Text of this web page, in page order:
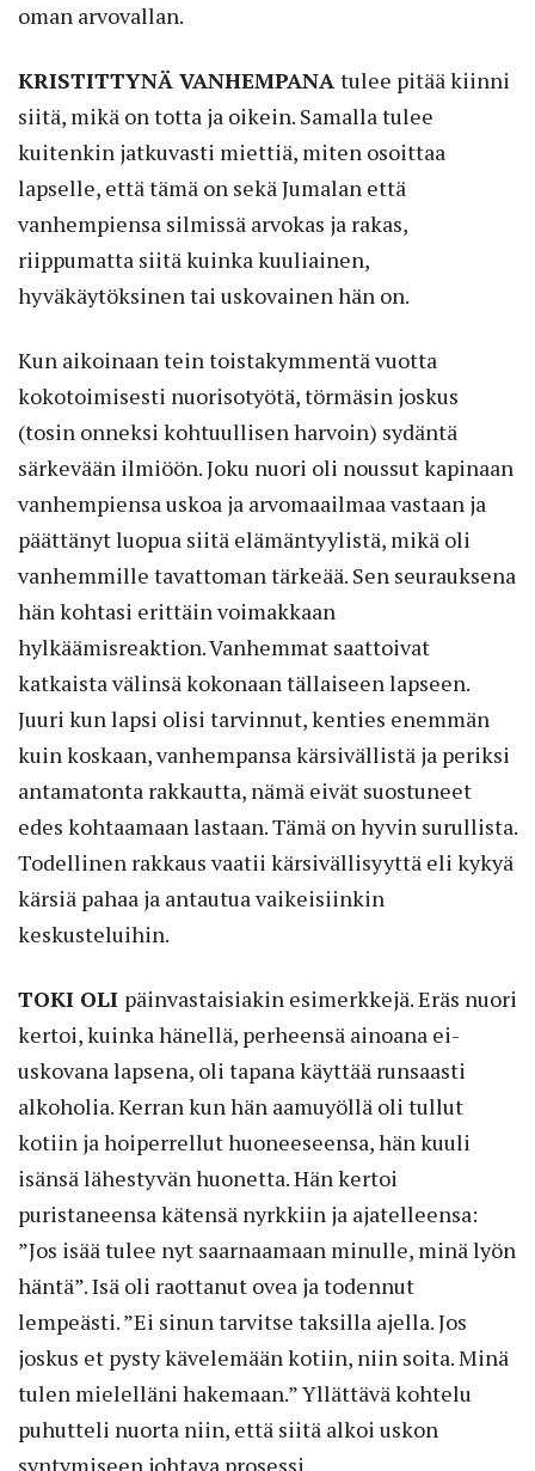
oman arvovallan.
KRISTITTYNÄ VANHEMPANA tulee pitää kiinni
siitä, mikä on totta ja oikein. Samalla tulee
kuitenkin jatkuvasti miettiä, miten osoittaa
lapselle, että tämä on sekä Jumalan että
vanhempiensa silmissä arvokas ja rakas,
riippumatta siitä kuinka kuuliainen,
hyväkäytöksinen tai uskovainen hän on.
Kun aikoinaan tein toistakymmentä vuotta
kokotoimisesti nuorisotyötä, törmäsin joskus
(tosin onneksi kohtuullisen harvoin) sydäntä
särkevään ilmiöön. Joku nuori oli noussut kapinaan
vanhempiensa uskoa ja arvomaailmaa vastaan ja
päättänyt luopua siitä elämäntyylistä, mikä oli
vanhemmille tavattoman tärkeää. Sen seurauksena
hän kohtasi erittäin voimakkaan
hylkäämisreaktion. Vanhemmat saattoivat
katkaista välinsä kokonaan tällaiseen lapseen.
Juuri kun lapsi olisi tarvinnut, kenties enemmän
kuin koskaan, vanhempansa kärsivällistä ja periksi
antamatonta rakkautta, nämä eivät suostuneet
edes kohtaamaan lastaan. Tämä on hyvin surullista.
Todellinen rakkaus vaatii kärsivällisyyttä eli kykyä
kärsiä pahaa ja antautua vaikeisiinkin
keskusteluihin.
TOKI OLI päinvastaisiakin esimerkkejä. Eräs nuori
kertoi, kuinka hänellä, perheensä ainoana ei-
uskovana lapsena, oli tapana käyttää runsaasti
alkoholia. Kerran kun hän aamuyöllä oli tullut
kotiin ja hoiperrellut huoneeseensa, hän kuuli
isänsä lähestyvän huonetta. Hän kertoi
puristaneensa kätensä nyrkkiin ja ajatelleensa:
”Jos isää tulee nyt saarnaamaan minulle, minä lyön
häntä”. Isä oli raottanut ovea ja todennut
lempeästi. ”Ei sinun tarvitse taksilla ajella. Jos
joskus et pysty kävelemään kotiin, niin soita. Minä
tulen mielelläni hakemaan.” Yllättävä kohtelu
puhutteli nuorta niin, että siitä alkoi uskon